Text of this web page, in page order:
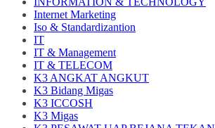
Internet Marketing
Iso & Standardizantion
IT
IT & Management
IT & TELECOM
K3 ANGKAT ANGKUT
K3 Bidang Migas
K3 ICCOSH
K3 Migas